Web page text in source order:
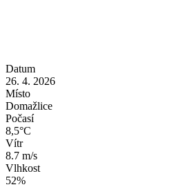
Datum
26. 4. 2026
Místo
Domažlice
Počasí
8,5°C
Vítr
8.7 m/s
Vlhkost
52%